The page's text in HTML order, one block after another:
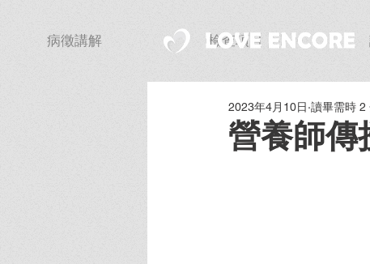
營養師傳
2023年4月10日 讀畢需時 2
病徵講解 檢查項目